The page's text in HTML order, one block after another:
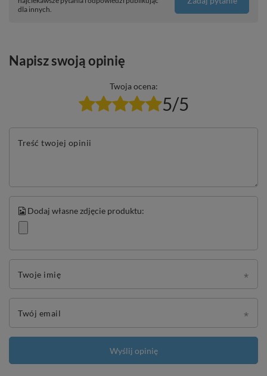
dla innych.
Napisz swoją opinię
Twoja ocena:
5/5
Treść twojej opinii
Dodaj własne zdjęcie produktu:
Twoje imię
Twój email
Wyślij opinię